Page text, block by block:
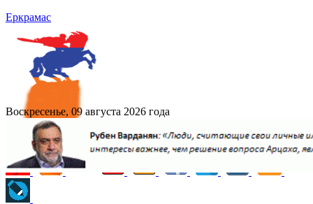
Еркрамас
Воскресенье, 09 августа 2026 года